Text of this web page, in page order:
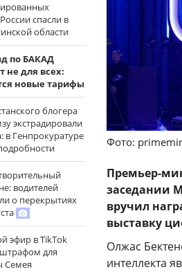
спасли в
области
по БАКАД
не для всех:
новые тарифы
блогера
экстрадировали
в Генпрокуратуре
водителей
о перекрытиях
эфир в TikTok
для
Семея
Фото:
Премьер-
заседании
вручил
выставку
Олжас
интеллекта